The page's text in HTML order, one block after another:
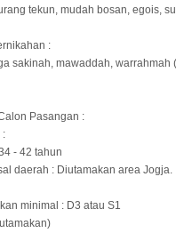
tekun, mudah bosan, egois,
:
sakinah, mawaddah,
Pasangan :
:
- 42 tahun
daerah : Diutamakan area
minimal : D3 atau S1